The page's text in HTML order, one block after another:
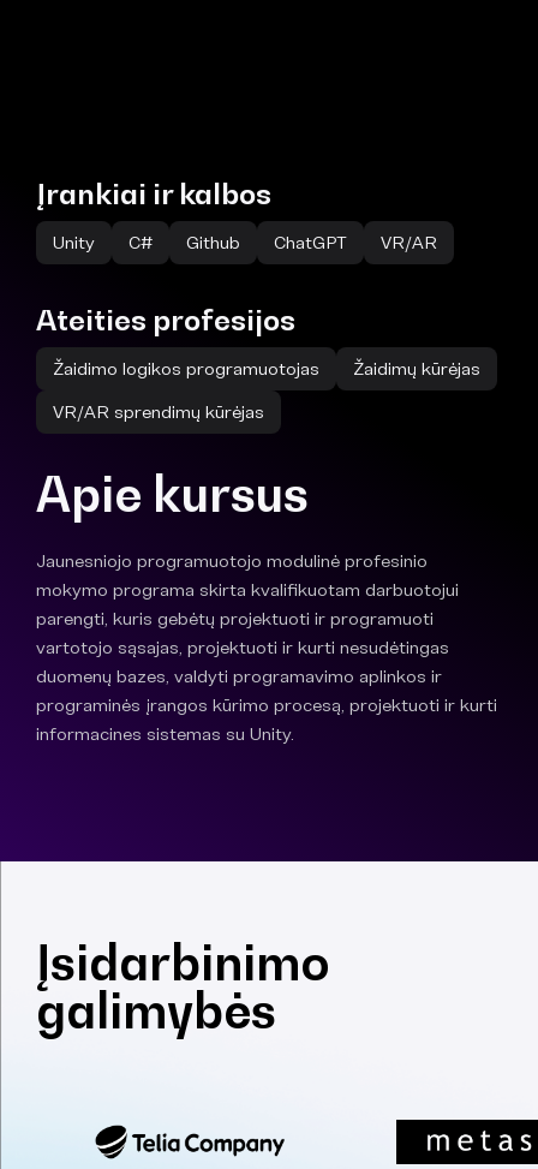
Įrankiai ir kalbos
Unity C# Github ChatGPT VR/AR
Ateities profesijos
Žaidimo logikos programuotojas
Žaidimų kūrėjas
VR/AR sprendimų kūrėjas
Apie kursus
Jaunesniojo programuotojo modulinė profesinio
mokymo programa skirta kvalifikuotam darbuotojui
parengti, kuris gebėtų projektuoti ir programuoti
vartotojo sąsajas, projektuoti ir kurti nesudėtingas
duomenų bazes, valdyti programavimo aplinkos ir
programinės įrangos kūrimo procesą, projektuoti ir kurti
informacines sistemas su Unity.
Įsidarbinimo
galimybės